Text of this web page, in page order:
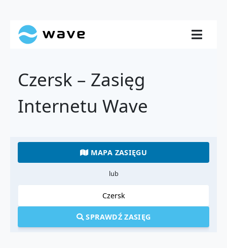
Czersk – Zasięg
Internetu Wave
MAPA ZASIĘGU
lub
SPRAWDŹ ZASIĘG